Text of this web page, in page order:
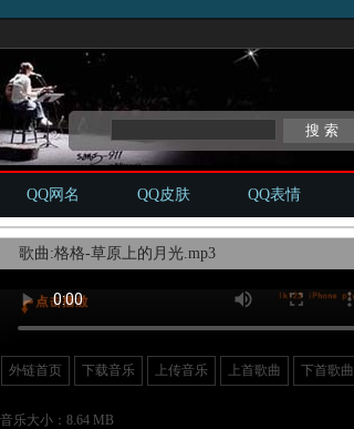
QQ网名 QQ皮肤 QQ表情
歌曲:格格-草原上的月光.mp3
外链首页 下载音乐 上传音乐 上首歌曲 下首歌曲
音乐大小：8.64 MB